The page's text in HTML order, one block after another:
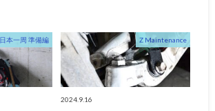
日本一周 準備編 Z Maintenance
2024.9.16